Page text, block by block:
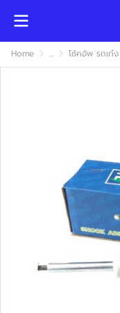
Home ... โช้คอัพ รถเก๋ง